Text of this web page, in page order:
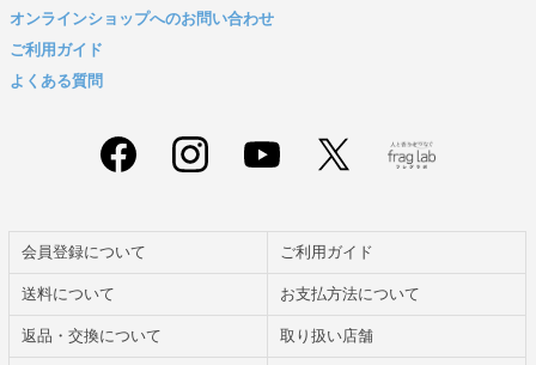
オンラインショップへのお問い合わせ
ご利用ガイド
よくある質問
会員登録について ご利用ガイド
送料について お支払方法について
返品・交換について 取り扱い店舗